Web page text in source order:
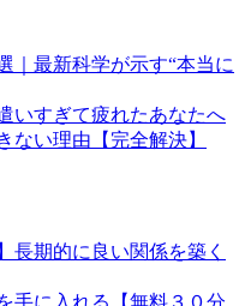
｜最新科学が示す“本当に
いすぎて疲れたあなたへ
ない理由【完全解決】
長期的に良い関係を築く
手に入れる【無料３０分